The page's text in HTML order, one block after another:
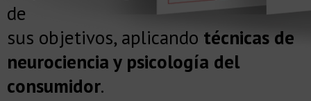
de
sus objetivos, aplicando técnicas de
neurociencia y psicología del
consumidor.